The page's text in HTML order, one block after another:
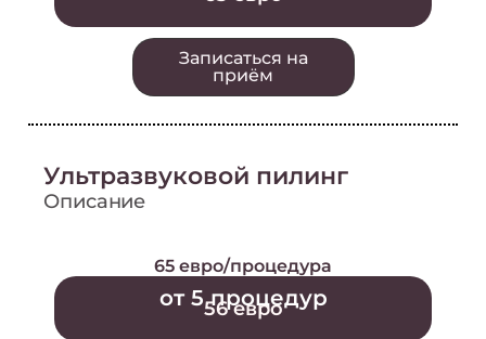
Записаться на
приём
Ультразвуковой пилинг
Описание
65 евро/процедура
от 5 процедур
56 евро